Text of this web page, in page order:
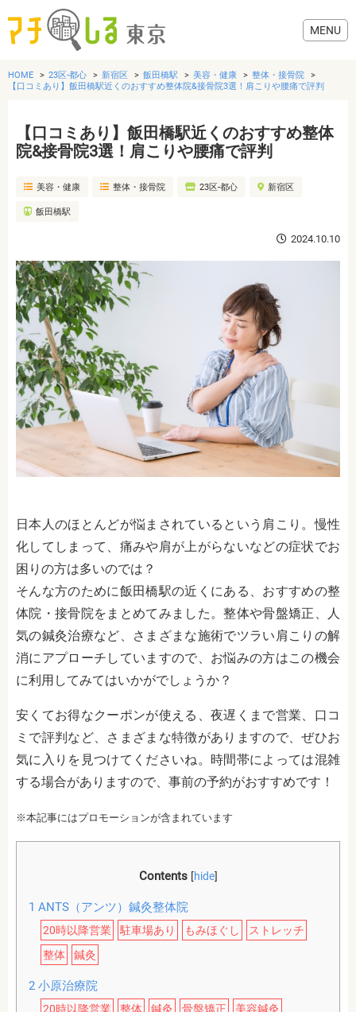
グルメ
美容・健康
おでかけ
生活
HOME 23区-都心 新宿区 飯田橋駅 美容・健康
整体・接骨院
【口コミあり】飯田橋駅近くのおすすめ整体院&接骨院3選！肩こりや腰痛で評判
【口コミあり】飯田橋駅近くのおすすめ整体
院&接骨院3選！肩こりや腰痛で評判
美容・健康 整体・接骨院 23区-都心 新宿区
飯田橋駅
2024.10.10
日本人のほとんどが悩まされているという肩こり。慢性
化してしまって、痛みや肩が上がらないなどの症状でお
困りの方は多いのでは？
そんな方のために飯田橋駅の近くにある、おすすめの整
体院・接骨院をまとめてみました。整体や骨盤矯正、人
気の鍼灸治療など、さまざまな施術でツラい肩こりの解
消にアプローチしていますので、お悩みの方はこの機会
に利用してみてはいかがでしょうか？
安くてお得なクーポンが使える、夜遅くまで営業、口コ
ミで評判など、さまざまな特徴がありますので、ぜひお
気に入りを見つけてくださいね。時間帯によっては混雑
する場合がありますので、事前の予約がおすすめです！
※本記事にはプロモーションが含まれています
Contents [hide]
1 ANTS（アンツ）鍼灸整体院
20時以降営業 駐車場あり もみほぐし
ストレッチ
整体
鍼灸
2小原治療院
20時以降営業 整体 鍼灸 骨盤矯正 美容鍼灸